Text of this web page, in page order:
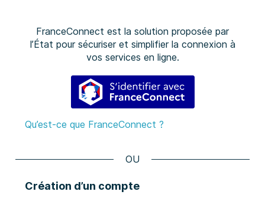
FranceConnect est la solution proposée par
l’État pour sécuriser et simplifier la connexion à
vos services en ligne.
S’identifier avec
Qu’est-ce que FranceConnect ?
Création d’un compte